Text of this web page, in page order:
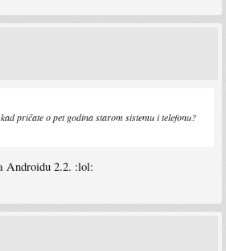
pričate o pet godina starom sistemu i telefonu?
Androidu 2.2. :lol: